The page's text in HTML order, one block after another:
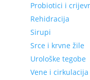
Probiotici i
Rehidracija
Sirupi
Srce i krvne žile
Urološke tegobe
Vene i cirkulacija